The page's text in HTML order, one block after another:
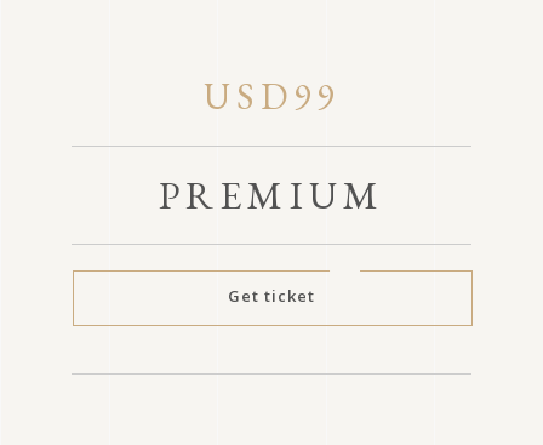
USD99
PREMIUM
Get ticket